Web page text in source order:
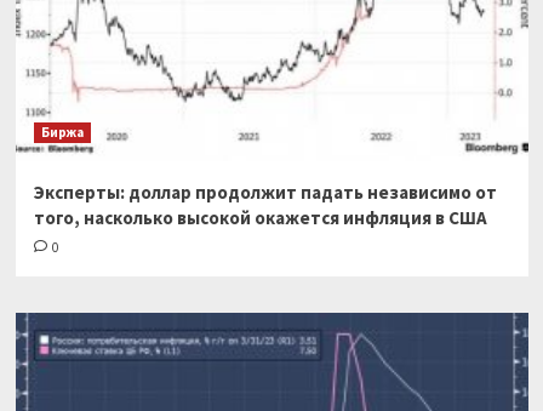
Биржа
Эксперты: доллар продолжит падать независимо от
того, насколько высокой окажется инфляция в США
0